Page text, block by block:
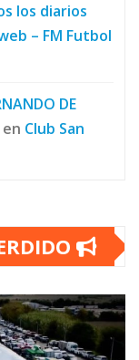
los diarios
– FM Futbol
DE
en Club San